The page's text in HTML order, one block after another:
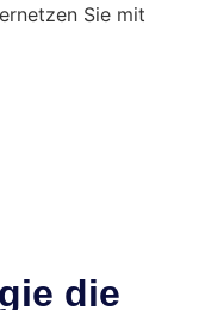
Sie mit
die